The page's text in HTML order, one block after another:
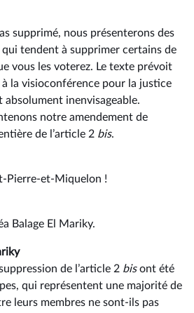
supprimé, nous présenterons des
tendent à supprimer certains de
vous les voterez. Le texte prévoit
la visioconférence pour la justice
absolument inenvisageable.
notre amendement de
de l’article 2 bis.
Pierre-et-Miquelon !
Balage El Mariky.
de l’article 2 bisont été
qui représentent une majorité de
leurs membres ne sont-ils pas